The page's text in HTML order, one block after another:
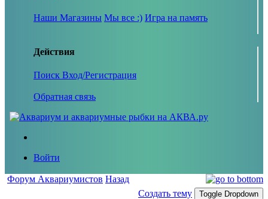
Наши Магазины Мы все :) Игра на память
Действия
Поиск Вход/Регистрация
Обратная связь
Войти
Форум Аквариумистов Назад
Создать тему
Toggle Dropdown